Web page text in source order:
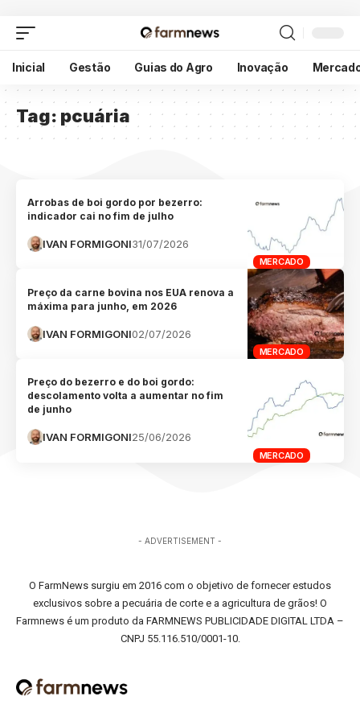
Inicial Gestão Guias do Agro Inovação
Tag: pcuária
MERCADO
Arrobas de boi gordo por bezerro:
indicador cai no fim de julho
IVAN FORMIGONI31/07/2026
MERCADO
Preço da carne bovina nos EUA renova a
máxima para junho, em 2026
IVAN FORMIGONI02/07/2026
MERCADO
Preço do bezerro e do boi gordo:
descolamento volta a aumentar no fim
de junho
IVAN FORMIGONI25/06/2026
- ADVERTISEMENT -
O FarmNews surgiu em 2016 com o objetivo de fornecer estudos
exclusivos sobre a pecuária de corte e a agricultura de grãos! O
Farmnews é um produto da FARMNEWS PUBLICIDADE DIGITAL LTDA –
CNPJ 55.116.510/0001-10.